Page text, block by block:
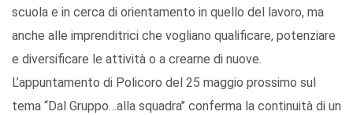
scuola e in cerca di orientamento in quello del lavoro, ma
anche alle imprenditrici che vogliano qualificare, potenziare
e diversificare le attività o a crearne di nuove.
L’appuntamento di Policoro del 25 maggio prossimo sul
tema “Dal Gruppo…alla squadra’’ conferma la continuità di un